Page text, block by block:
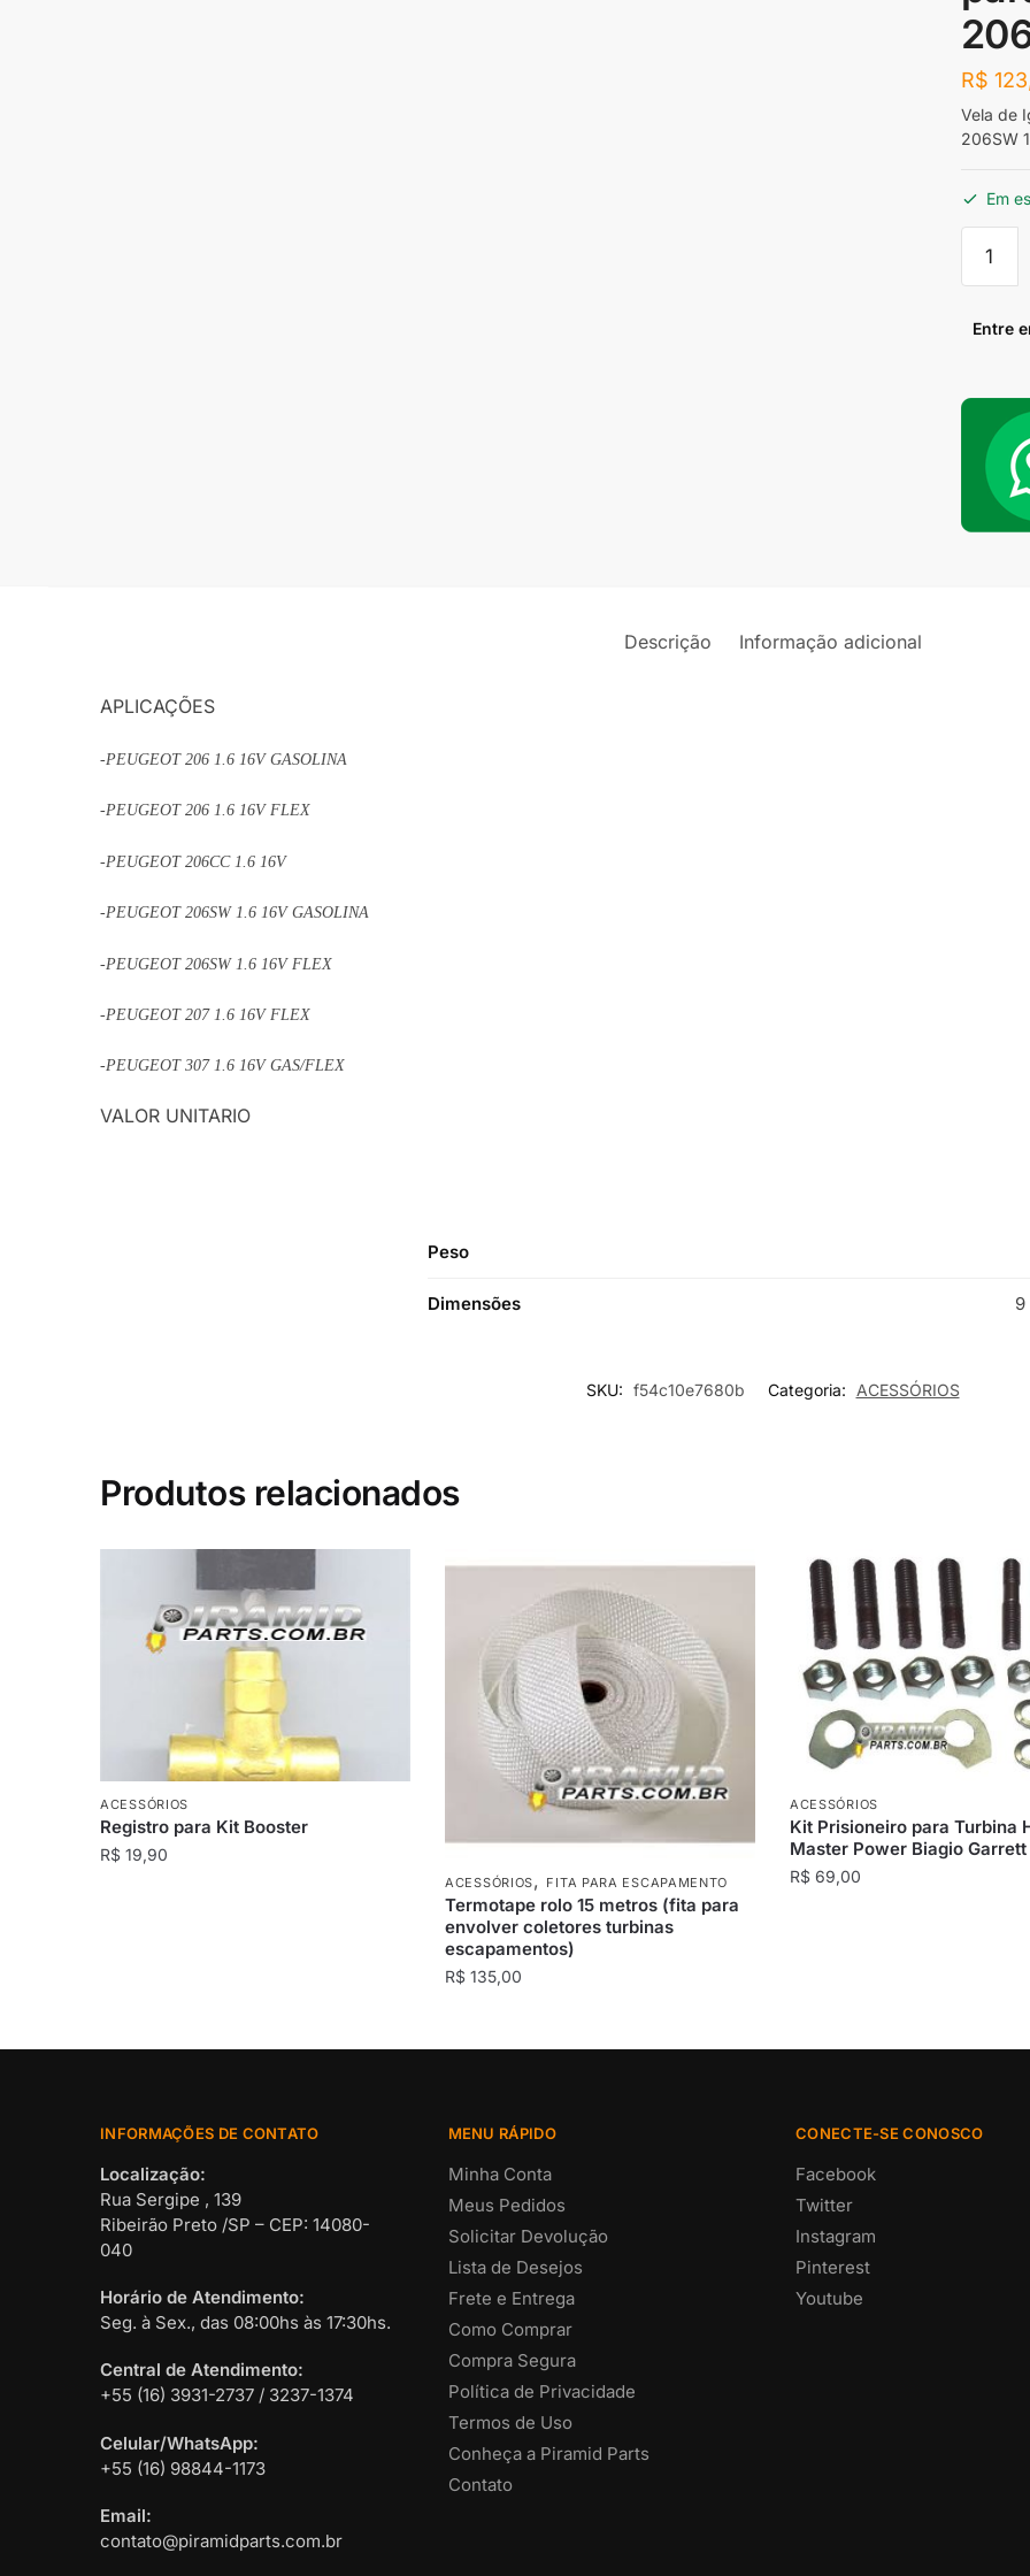
R$
Vela de
206SW
Em
Iridium
para
Peugeot
206
/
Entre
Descrição Informação adicional
APLICAÇÕES
-PEUGEOT 206 1.6 16V GASOLINA
-PEUGEOT 206 1.6 16V FLEX
-PEUGEOT 206CC 1.6 16V
-PEUGEOT 206SW 1.6 16V GASOLINA
-PEUGEOT 206SW 1.6 16V FLEX
-PEUGEOT 207 1.6 16V FLEX
-PEUGEOT 307 1.6 16V GAS/FLEX
VALOR UNITARIO
Peso
Dimensões 9
SKU: f54c10e7680b Categoria: ACESSÓRIOS
Produtos relacionados
ACESSÓRIOS
Registro para Kit Booster
R$ 19,90
ACESSÓRIOS, FITA PARA ESCAPAMENTO
Termotape rolo 15 metros (fita para
envolver coletores turbinas
escapamentos)
R$ 135,00
ACESSÓRIOS
Kit Prisioneiro para Turbina
Master Power Biagio Garrett
R$69,00
INFORMAÇÕES DE CONTATO
Localização:
Rua Sergipe , 139
Ribeirão Preto /SP – CEP: 14080-
040
Horário de Atendimento:
Seg. à Sex., das 08:00hs às 17:30hs.
Central de Atendimento:
+55 (16) 3931-2737 / 3237-1374
Celular/WhatsApp:
+55 (16) 98844-1173
Email:
contato@piramidparts.com.br
MENU RÁPIDO
Minha Conta
Meus Pedidos
Solicitar Devolução
Lista de Desejos
Frete e Entrega
Como Comprar
Compra Segura
Política de Privacidade
Termos de Uso
Conheça a Piramid Parts
Contato
CONECTE-SE CONOSCO
Facebook
Twitter
Instagram
Pinterest
Youtube